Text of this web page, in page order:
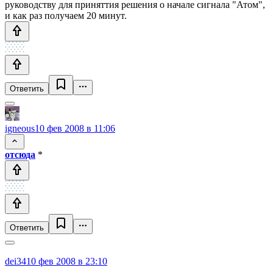
руководству для приняттия решения о начале сигнала "Атом",
и как раз получаем 20 минут.
Ответить
igneous10 фев 2008 в 11:06
отсюда *
Ответить
dei3410 фев 2008 в 23:10